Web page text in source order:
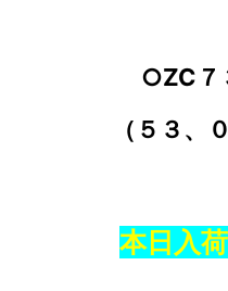
○ZC
（５３、
本日入